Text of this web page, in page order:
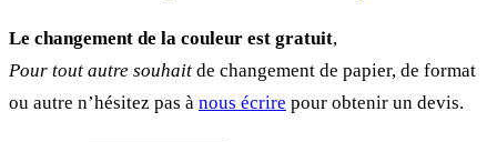
Le changement de la couleur est gratuit,
Pour tout autre souhait de changement de papier, de format
ou autre n’hésitez pas à nous écrire pour obtenir un devis.